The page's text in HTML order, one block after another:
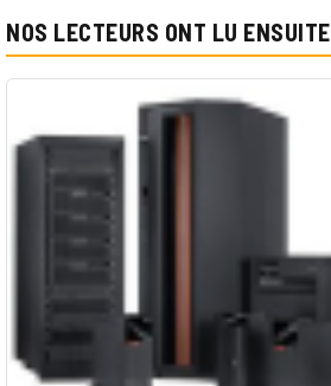
NOS LECTEURS ONT LU ENSUITE